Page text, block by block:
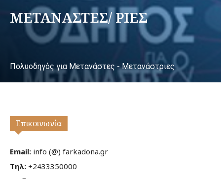
ΜΕΤΑΝΑΣΤΕΣ/ ΡΙΕΣ
Πολυοδηγός για Μετανάστες - Μετανάστριες
Επικοινωνία
Email: info (@) farkadona.gr
Τηλ: +2433350000